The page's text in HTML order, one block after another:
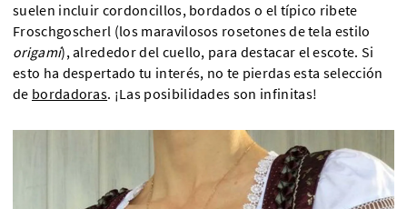
suelen incluir cordoncillos, bordados o el típico ribete
Froschgoscherl (los maravilosos rosetones de tela estilo
origami), alrededor del cuello, para destacar el escote. Si
esto ha despertado tu interés, no te pierdas esta selección
de bordadoras. ¡Las posibilidades son infinitas!